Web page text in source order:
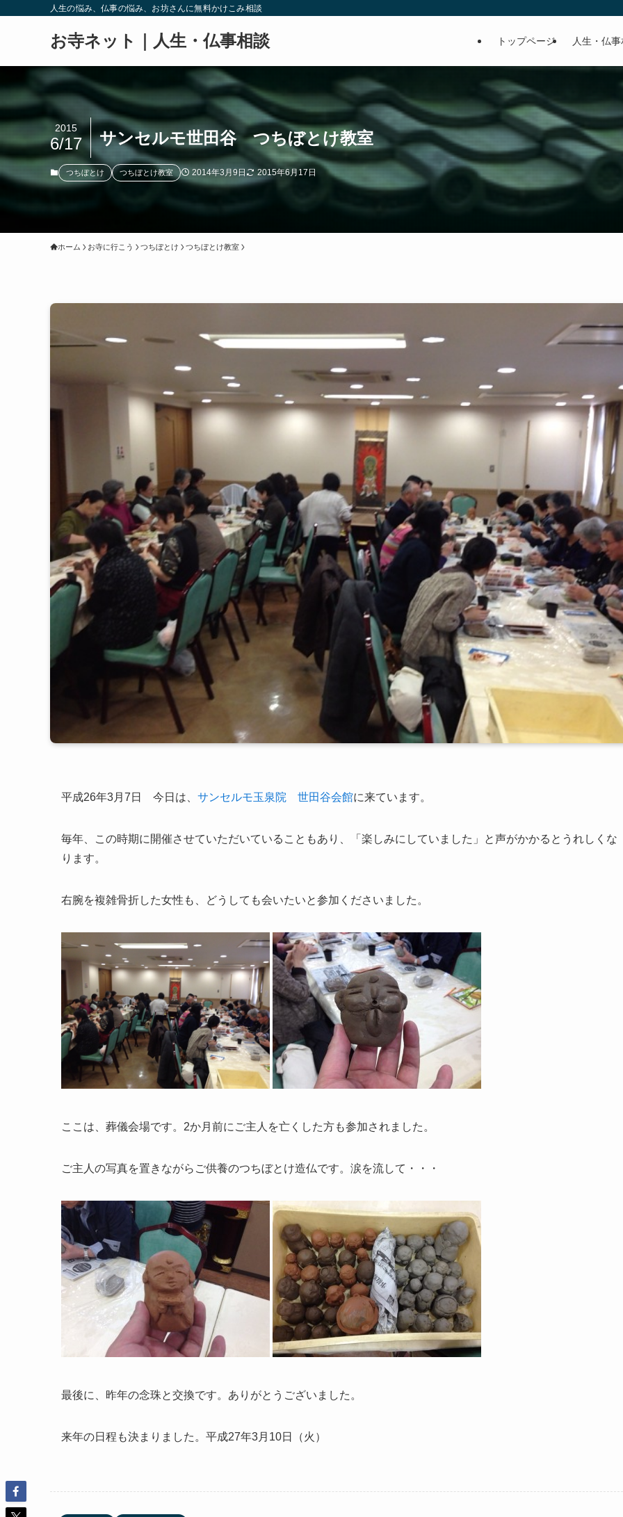
人生の悩み、仏事の悩み、お坊さんに無料かけこみ相談
お寺ネット｜人生・仏事相談 トップページ 人生・仏
サンセルモ世田谷 つちぼとけ教室
2015
6/17
つちぼとけ つちぼとけ教室 2014年3月9日 2015年6月17日
ホーム お寺に行こう つちぼとけ つちぼとけ教室
平成26年3月7日 今日は、 サンセルモ玉泉院 世田谷会館に来ています。
毎年、この時期に開催させていただいていることもあり、「楽しみにしていました」と声がかかるとうれしくな
ります。
右腕を複雑骨折した女性も、どうしても会いたいと参加くださいました。
ここは、葬儀会場です。2か月前にご主人を亡くした方も参加されました。
ご主人の写真を置きながらご供養のつちぼとけ造仏です。涙を流して・・・
最後に、昨年の念珠と交換です。ありがとうございました。
来年の日程も決まりました。平成27年3月10日（火）